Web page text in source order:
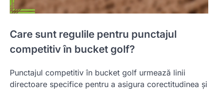
Care sunt regulile pentru punctajul
competitiv în bucket golf?
Punctajul competitiv în bucket golf urmează linii
directoare specifice pentru a asigura corectitudinea și